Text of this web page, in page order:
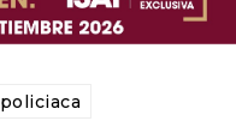
policiaca